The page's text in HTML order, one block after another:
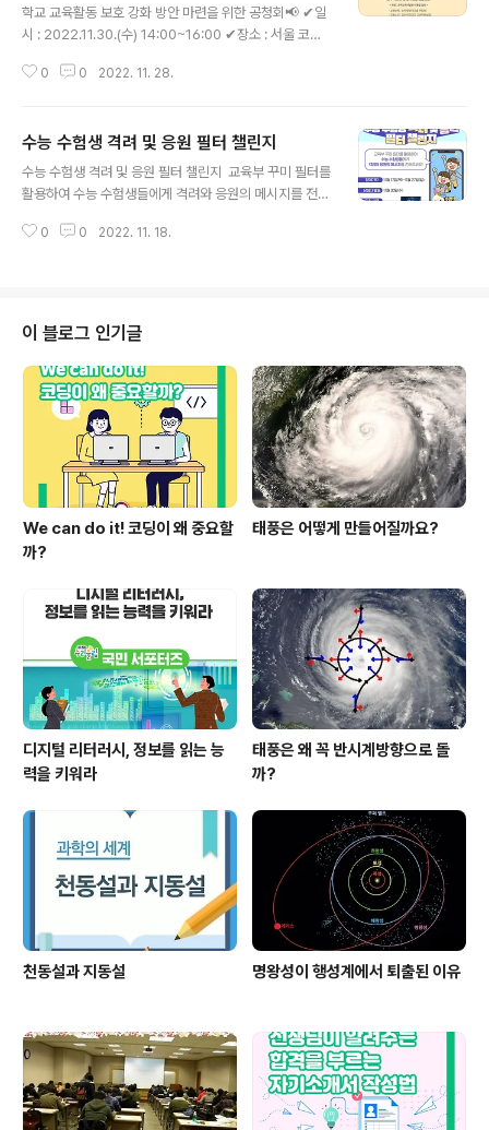
학교 교육활동 보호 강화 방안 마련을 위한 공청회📢 ✔일
시 : 2022.11.30.(수) 14:00~16:00 ✔장소 : 서울 코트
LIVE : https://www.youtube.com/@ourmoetv) ✔
제토론 #공청회
0 0 2022. 11. 28.
수능 수험생 격려 및 응원 필터 챌린지
수능 수험생 격려 및 응원 필터 챌린지 ​ 교육부 꾸미 필터를
활용하여 수능 수험생들에게 격려와 응원의 메시지를 전해
첨자 발표 : 11월 30일(수) ✅추첨을 통해 50분께 편의점
길게 누르기) 3. 수능 수험생 격려 챌린지 필터 사용하여 촬
영 4. 우측 상단 점 3개 누르고 저장 (안드로이드폰은 바로
저장 누르기) 5. 필수 해시태그와 교육부 계정 태그 후 업로
드 ​ 많은 관심과 참여 부탁드립니다. ​ #교육부 #꾸미필터
챌린지 #수능수험생..
0 0 2022. 11. 18.
이 블로그 인기글
We can do it! 코딩이 왜 중요할
까?
태풍은 어떻게 만들어질까요?
디지털 리터러시, 정보를 읽는 능
력을 키워라
태풍은 왜 꼭 반시계방향으로 돌
까?
천동설과 지동설 명왕성이 행성계에서 퇴출된 이유